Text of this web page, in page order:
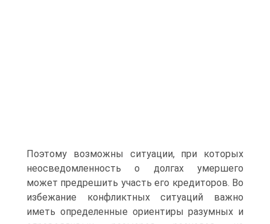
Поэтому возможны ситуации, при которых
неосведомленность о долгах умершего
может предрешить участь его кредиторов. Во
избежание конфликтных ситуаций важно
иметь определенные ориентиры разумных и